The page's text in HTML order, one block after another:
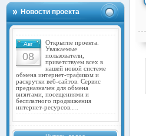
Новости проекта
Авг
08
Открытие проекта.
Уважаемые
пользователи,
приветствуем всех в
нашей новой системе
обмена интернет-трафиком и
раскрутки веб-сайтов. Сервис
предназначен для обмена
визитами, посещениями и
бесплатного продвижения
интернет-ресурсов.…